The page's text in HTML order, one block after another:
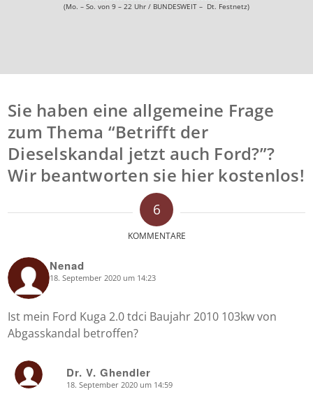
(Mo. – So. von 9 – 22 Uhr / BUNDESWEIT – Dt. Festnetz)
Sie haben eine allgemeine Frage
zum Thema “Betrifft der
Dieselskandal jetzt auch Ford?”?
Wir beantworten sie hier kostenlos!
6
KOMMENTARE
Nenad
says: 18. September 2020 um 14:23
Ist mein Ford Kuga 2.0 tdci Baujahr 2010 103kw von
Abgasskandal betroffen?
Dr. V. Ghendler
18. September 2020 um 14:59